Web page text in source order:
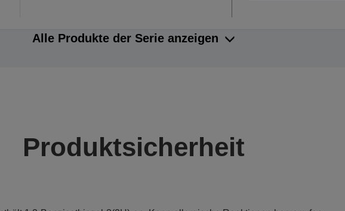
Alle Produkte der Serie anzeigen
Produktsicherheit